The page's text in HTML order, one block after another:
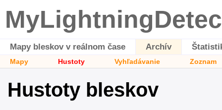
Mapy bleskov v reálnom čase Archív
Mapy Hustoty Vyhľadávanie Zoznam
Hustoty bleskov